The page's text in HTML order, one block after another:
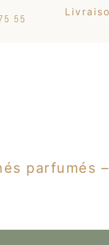
55
parfumés